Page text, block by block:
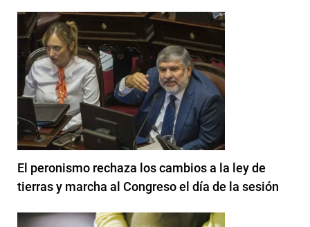
El peronismo rechaza los cambios a la ley de
tierras y marcha al Congreso el día de la sesión